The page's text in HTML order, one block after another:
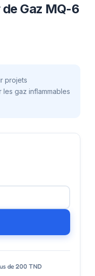
Gaz MQ-6
projets
gaz inflammables
de 200 TND